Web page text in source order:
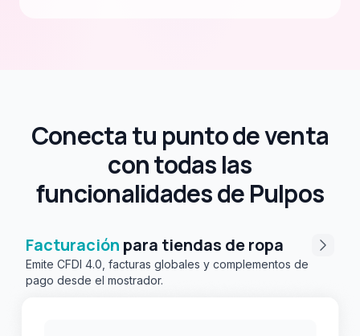
Conecta tu punto de venta
con todas las
funcionalidades de Pulpos
Facturación para tiendas de ropa
Emite CFDI 4.0, facturas globales y complementos de
pago desde el mostrador.